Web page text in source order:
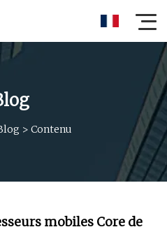
> Contenu
mobiles Core de